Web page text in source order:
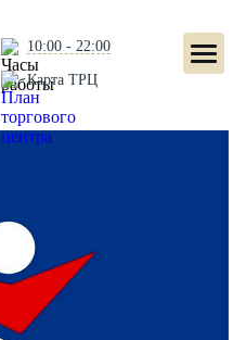
10:00 - 22:00
Карта ТРЦ